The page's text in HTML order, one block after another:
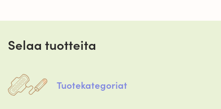
Selaa tuotteita
Tuotekategoriat